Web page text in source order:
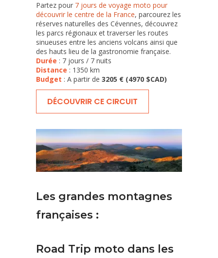
Partez pour 7 jours de voyage moto pour
découvrir le centre de la France, parcourez les
réserves naturelles des Cévennes, découvrez
les parcs régionaux et traverser les routes
sinueuses entre les anciens volcans ainsi que
des hauts lieu de la gastronomie française.
Durée : 7 jours / 7 nuits
Distance : 1350 km
Budget : A partir de 3205 € (4970 $CAD)
DÉCOUVRIR CE CIRCUIT
Les grandes montagnes
françaises :
Road Trip moto dans les